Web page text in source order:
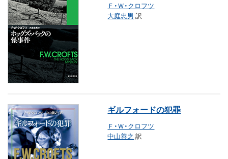
Ｆ・Ｗ・クロフツ
大庭忠男 訳
ギルフォードの犯罪
Ｆ・Ｗ・クロフツ
中山善之 訳